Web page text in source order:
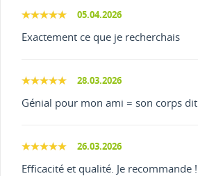
05.04.2026
Exactement ce que je recherchais
28.03.2026
Génial pour mon ami = son corps
26.03.2026
Efficacité et qualité. Je recommande !